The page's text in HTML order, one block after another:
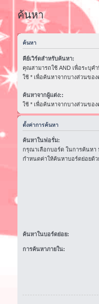
ค้นหา
ค้นหา
คีย์เวิร์ดสำหรับค้นหา:
คุณสามารถใช้ AND เพื่อระบุค
ใช้ * เพื่อค้นหาจากบางส่วนของ
ค้นหาจากผู้แต่ง::
ใช้ * เพื่อค้นหาจากบางส่วนของ
ตั้งค่าการค้นหา
ค้นหาในฟอรั่ม:
กรุณาเลือกบอร์ด ในการค้นหา
กำหนดค่าให้ค้นหาบอร์ดย่อยด้ว
ค้นหาในบอร์ดย่อย:
การค้นหาภายใน: